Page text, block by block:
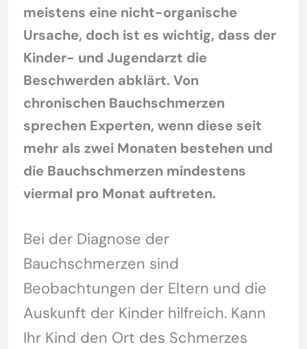
meistens eine nicht-organische
Ursache, doch ist es wichtig, dass der
Kinder- und Jugendarzt die
Beschwerden abklärt. Von
chronischen Bauchschmerzen
sprechen Experten, wenn diese seit
mehr als zwei Monaten bestehen und
die Bauchschmerzen mindestens
viermal pro Monat auftreten.
Bei der Diagnose der
Bauchschmerzen sind
Beobachtungen der Eltern und die
Auskunft der Kinder hilfreich. Kann
Ihr Kind den Ort des Schmerzes